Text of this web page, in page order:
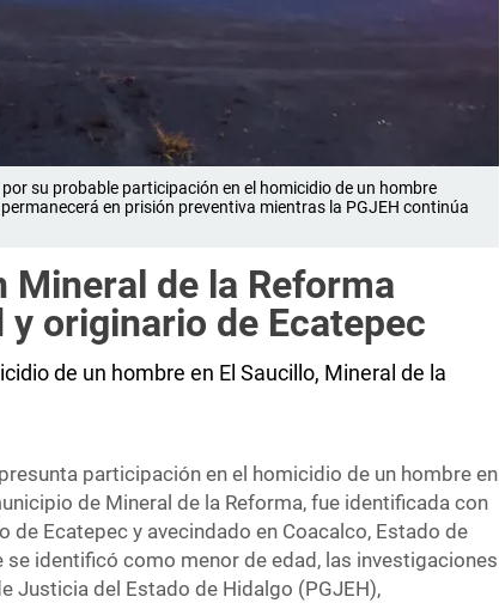
su probable participación en el homicidio de un hombre
en prisión preventiva mientras la PGJEH continúa
de la Reforma
originario de Ecatepec
de un hombre en El Saucillo, Mineral de la
participación en el homicidio de un hombre en
de Mineral de la Reforma, fue identificada con
de Ecatepec y avecindado en Coacalco, Estado de
se identificó como menor de edad, las investigaciones
Justicia del Estado de Hidalgo (PGJEH),